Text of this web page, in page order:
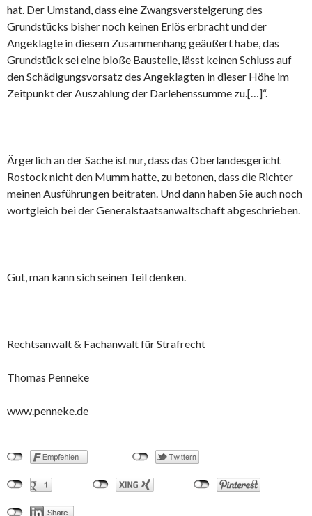
hat. Der Umstand, dass eine Zwangsversteigerung des
Grundstücks bisher noch keinen Erlös erbracht und der
Angeklagte in diesem Zusammenhang geäußert habe, das
Grundstück sei eine bloße Baustelle, lässt keinen Schluss auf
den Schädigungsvorsatz des Angeklagten in dieser Höhe im
Zeitpunkt der Auszahlung der Darlehenssumme zu.[…]“.
Ärgerlich an der Sache ist nur, dass das Oberlandesgericht
Rostock nicht den Mumm hatte, zu betonen, dass die Richter
meinen Ausführungen beitraten. Und dann haben Sie auch noch
wortgleich bei der Generalstaatsanwaltschaft abgeschrieben.
Gut, man kann sich seinen Teil denken.
Rechtsanwalt & Fachanwalt für Strafrecht
Thomas Penneke
www.penneke.de